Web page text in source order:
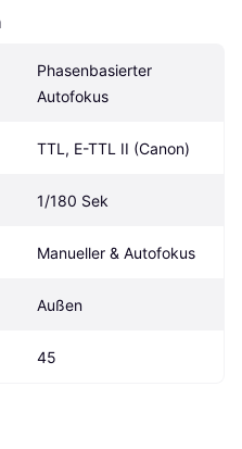
Phasenbasierter
Autofokus
TTL, E-TTL II (Canon)
1/180 Sek
Manueller & Autofokus
Außen
45